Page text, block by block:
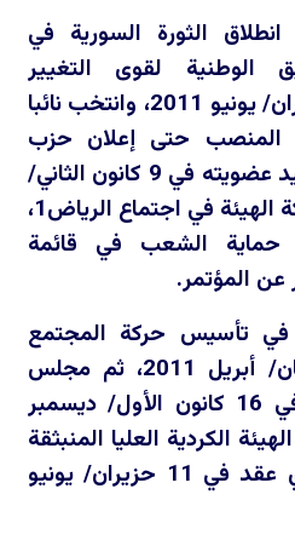
الثورة السورية في
الوطنية لقوى التغيير
الديمقراطي في 30 حزيران/ يونيو 2011، وانتخب نائبا
المنصب حتى إعلان حزب
الاتحاد الديمقراطي تجميد عضويته في 9 كانون الثاني/
يناير 2016 بسبب مشاركة الهيئة في اجتماع الرياض1،
حماية الشعب في قائمة
عن المؤتمر.
تأسيس حركة المجتمع
الديمقراطي في 3 نيسان/ أبريل 2011، ثم مجلس
شعب غربي كردستان في 16 كانون الأول/ ديسمبر
الكردية العليا المنبثقة
عن اتفاق هولير 1 الذي عقد في 11 حزيران/ يونيو